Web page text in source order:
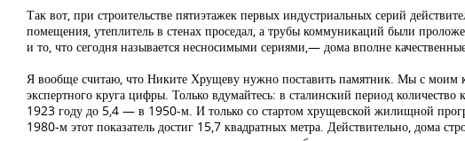
Так вот, при строительстве пятиэтажек первых индустриальных серий
помещения, утеплитель в стенах проседал, а трубы коммуникаций были
и то, что сегодня называется несносимыми сериями,— дома вполне
Я вообще считаю, что Никите Хрущеву нужно поставить памятник. Мы с моим
экспертного круга цифры. Только вдумайтесь: в сталинский период
1923 году до 5,4 — в 1950-м. И только со стартом хрущевской жилищной
1980-м этот показатель достиг 15,7 квадратных метра. Действительно, дома